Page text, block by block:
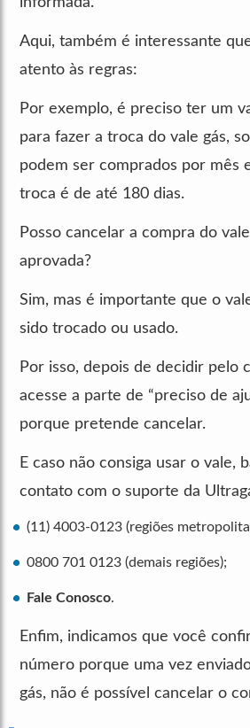
Aqui, também é interessante
atento às regras:
Por exemplo, é preciso ter um
para fazer a troca do vale gás,
podem ser comprados por mês
troca é de até 180 dias.
Posso cancelar a compra do
aprovada?
Sim, mas é importante que o
sido trocado ou usado.
Por isso, depois de decidir pelo
acesse a parte de “preciso de
porque pretende cancelar.
E caso não consiga usar o vale,
contato com o suporte da
(11) 4003-0123 (regiões
0800 701 0123 (demais regiões);
Fale Conosco.
Enfim, indicamos que você
número porque uma vez
gás, não é possível cancelar o